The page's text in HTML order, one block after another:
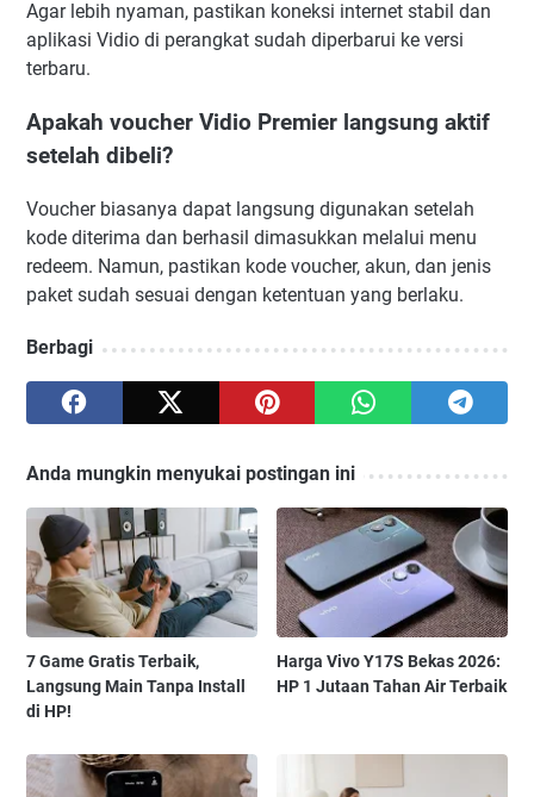
Agar lebih nyaman, pastikan koneksi internet stabil dan
aplikasi Vidio di perangkat sudah diperbarui ke versi
terbaru.
Apakah voucher Vidio Premier langsung aktif
setelah dibeli?
Voucher biasanya dapat langsung digunakan setelah
kode diterima dan berhasil dimasukkan melalui menu
redeem. Namun, pastikan kode voucher, akun, dan jenis
paket sudah sesuai dengan ketentuan yang berlaku.
Berbagi
Anda mungkin menyukai postingan ini
7 Game Gratis Terbaik,
Langsung Main Tanpa Install
di HP!
Harga Vivo Y17S Bekas 2026:
HP 1 Jutaan Tahan Air Terbaik